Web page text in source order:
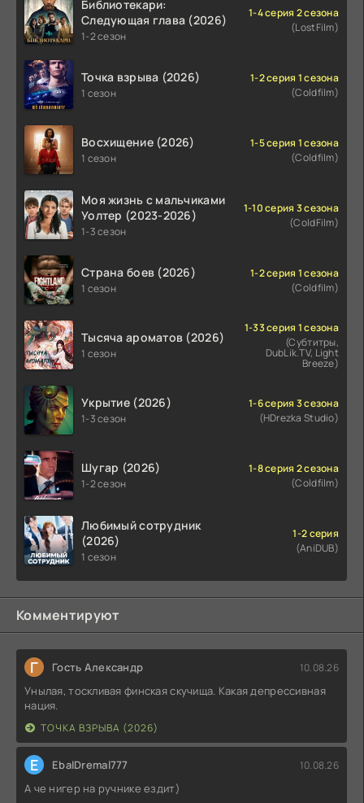
Библиотекари:
Следующая глава (2026)
1-2 сезон
1-4 серия 2 сезона
(LostFilm)
Точка взрыва (2026)
1 сезон
1-2 серия 1 сезона
(Coldfilm)
Восхищение (2026)
1 сезон
1-5 серия 1 сезона
(Coldfilm)
Моя жизнь с мальчиками
Уолтер (2023-2026)
1-3 сезон
1-10 серия 3 сезона
(ColdFilm)
Страна боев (2026)
1 сезон
1-2 серия 1 сезона
(Coldfilm)
Тысяча ароматов (2026)
1 сезон
1-33 серия 1 сезона
(Субтитры,
DubLik.TV, Light
Breeze)
Укрытие (2026)
1-3 сезон
1-6 серия 3 сезона
(HDrezka Studio)
Шугар (2026)
1-2 сезон
1-8 серия 2 сезона
(Coldfilm)
Любимый сотрудник
(2026)
1 сезон
1-2 серия
(AniDUB)
Комментируют
Г Гость Александр 10.08.26
Унылая, тоскливая финская скучища. Какая депрессивная
нация.
ТОЧКА ВЗРЫВА (2026)
E EbalDremal777 10.08.26
А че нигер на ручнике ездит)